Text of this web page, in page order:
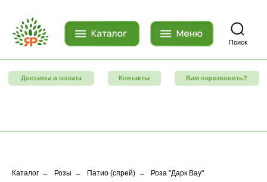
Поиск
Каталог → Розы → Патио (спрей) → Роза "Дарк Вау"